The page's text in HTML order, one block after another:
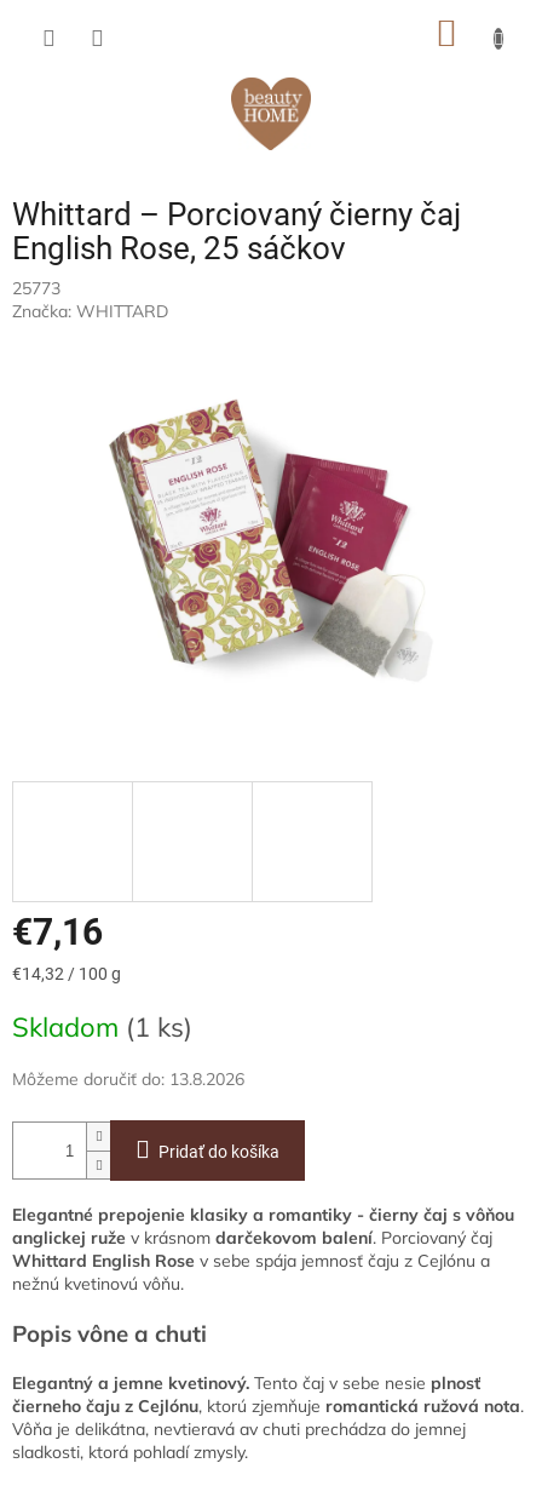
Whittard – Porciovaný čierny čaj
English Rose, 25 sáčkov
25773
Značka: WHITTARD
€7,16
Jednotková
€14,32 / 100 g
Skladom (1 ks)
Môžeme doručiť do: 13.8.2026
Pridať do košíka
Elegantné prepojenie klasiky a romantiky - čierny čaj s vôňou
anglickej ruže v krásnom darčekovom balení. Porciovaný čaj
Whittard English Rose v sebe spája jemnosť čaju z Cejlónu a
nežnú kvetinovú vôňu.
Popis vône a chuti
Elegantný a jemne kvetinový. Tento čaj v sebe nesie plnosť
čierneho čaju z Cejlónu, ktorú zjemňuje romantická ružová nota.
Vôňa je delikátna, nevtieravá av chuti prechádza do jemnej
sladkosti, ktorá pohladí zmysly.